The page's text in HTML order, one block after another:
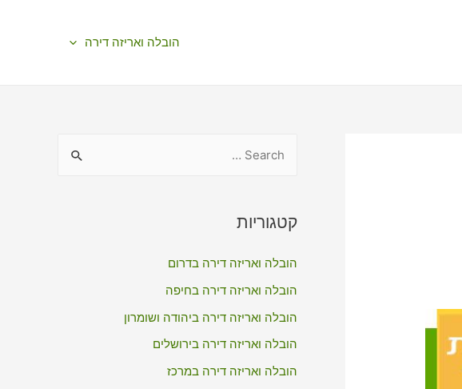
הובלה ואריזה דירה
r
h
f
o
קטגוריות
הובלה ואריזה דירה בדרום
הובלה ואריזה דירה בחיפה
הובלה ואריזה דירה ביהודה ושומרון
הובלה ואריזה דירה בירושלים
הובלה ואריזה דירה במרכז